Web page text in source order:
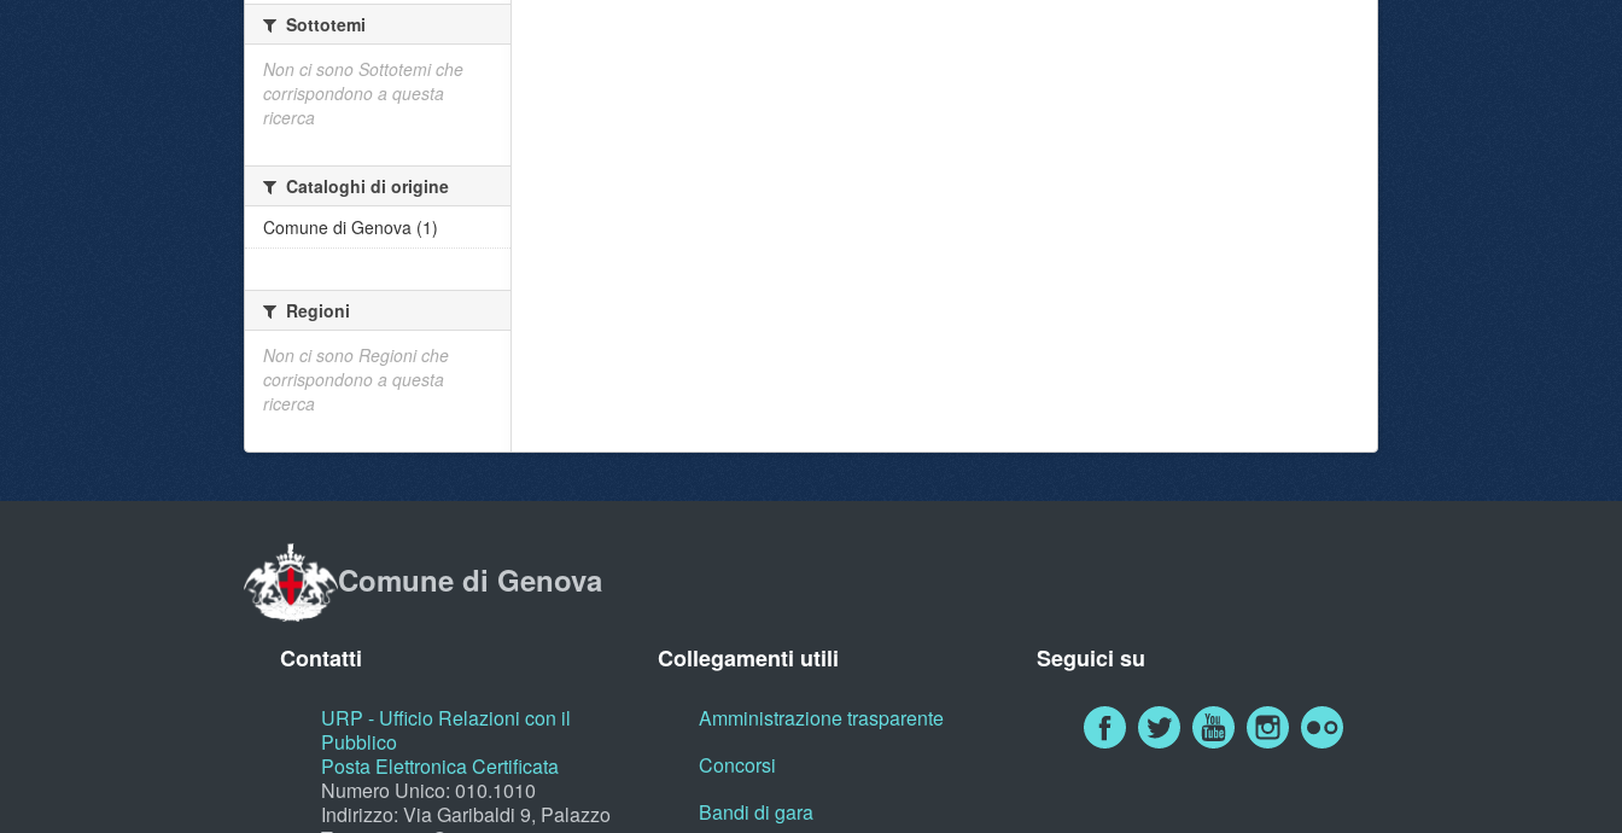
Sottotemi
Non ci sono Sottotemi che
corrispondono a questa
ricerca
Cataloghi di origine
Comune di Genova (1)
Regioni
Non ci sono Regioni che
corrispondono a questa
ricerca
Comune di Genova
Contatti
URP - Ufficio Relazioni con il
Pubblico
Posta Elettronica Certificata
Numero Unico: 010.1010
Indirizzo: Via Garibaldi 9, Palazzo
Collegamenti utili
Amministrazione trasparente
Concorsi
Bandi di gara
Seguici su